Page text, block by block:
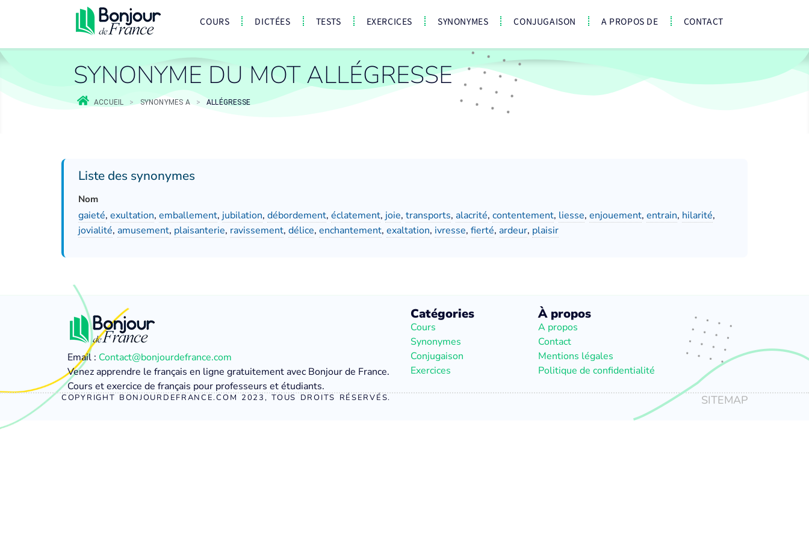
COURS DICTÉES TESTS EXERCICES SYNONYMES CONJUGAISON A PROPOS DE CONTACT
SYNONYME DU MOT ALLÉGRESSE
ACCUEIL > SYNONYMES A > ALLÉGRESSE
Liste des synonymes
Nom
gaieté, exultation, emballement, jubilation, débordement, éclatement, joie, transports, alacrité, contentement, liesse, enjouement, entrain, hilarité,
jovialité, amusement, plaisanterie, ravissement, délice, enchantement, exaltation, ivresse, fierté, ardeur, plaisir
Email : Contact@bonjourdefrance.com
Venez apprendre le français en ligne gratuitement avec Bonjour de France.
Cours et exercice de français pour professeurs et étudiants.
Catégories
Cours
Synonymes
Conjugaison
Exercices
À propos
A propos
Contact
Mentions légales
Politique de confidentialité
COPYRIGHT BONJOURDEFRANCE.COM 2023, TOUS DROITS RÉSERVÉS. SITEMAP